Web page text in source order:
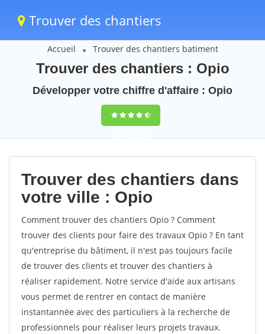
Trouver des chantiers
Accueil Trouver des chantiers batiment
Trouver des chantiers : Opio
Développer votre chiffre d'affaire : Opio
9,5(100%)37
votes
Trouver des chantiers dans
votre ville : Opio
Comment trouver des chantiers Opio ? Comment
trouver des clients pour faire des travaux Opio ? En tant
qu'entreprise du bâtiment, il n'est pas toujours facile
de trouver des clients et trouver des chantiers à
réaliser rapidement. Notre service d'aide aux artisans
vous permet de rentrer en contact de manière
instantannée avec des particuliers à la recherche de
professionnels pour réaliser leurs projets travaux.